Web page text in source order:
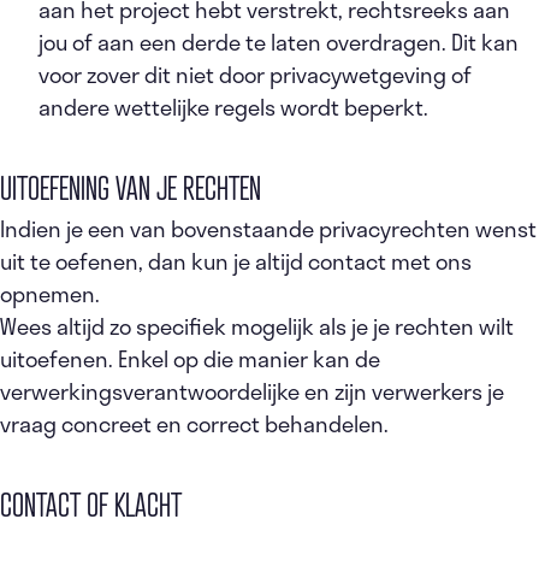
aan het project hebt verstrekt, rechtsreeks aan
jou of aan een derde te laten overdragen. Dit kan
voor zover dit niet door privacywetgeving of
andere wettelijke regels wordt beperkt.
UITOEFENING VAN JE RECHTEN
Indien je een van bovenstaande privacyrechten wenst
uit te oefenen, dan kun je altijd contact met ons
opnemen.
Wees altijd zo specifiek mogelijk als je je rechten wilt
uitoefenen. Enkel op die manier kan de
verwerkingsverantwoordelijke en zijn verwerkers je
vraag concreet en correct behandelen.
CONTACT OF KLACHT